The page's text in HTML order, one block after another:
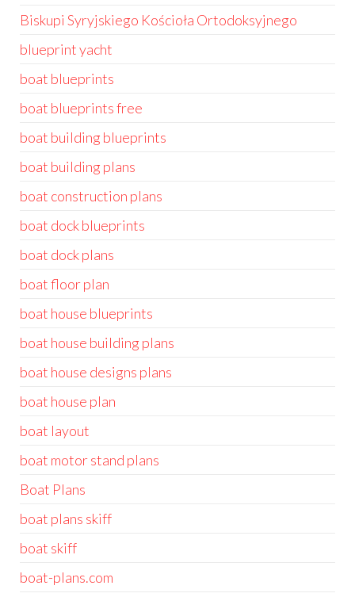
Biskupi Syryjskiego Kościoła Ortodoksyjnego
blueprint yacht
boat blueprints
boat blueprints free
boat building blueprints
boat building plans
boat construction plans
boat dock blueprints
boat dock plans
boat floor plan
boat house blueprints
boat house building plans
boat house designs plans
boat house plan
boat layout
boat motor stand plans
Boat Plans
boat plans skiff
boat skiff
boat-plans.com